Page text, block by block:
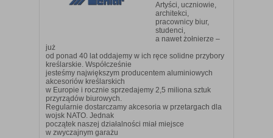
Artyści, uczniowie,
architekci,
pracownicy biur,
studenci,
a nawet żołnierze –
już
od ponad 40 lat oddajemy w ich ręce solidne przybory
kreślarskie. Współcześnie
jesteśmy największym producentem aluminiowych
akcesoriów kreślarskich
w Europie i rocznie sprzedajemy 2,5 miliona sztuk
przyrządów biurowych.
Regularnie dostarczamy akcesoria w przetargach dla
wojsk NATO. Jednak
początek naszej działalności miał miejsce
w zwyczajnym garażu